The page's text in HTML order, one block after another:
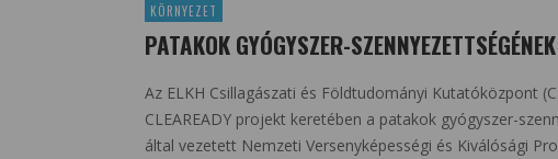
KÖRNYEZET
PATAKOK GYÓGYSZER-
Az ELKH Csillagászati és Földtudományi Kutatóközpont
CLEAREADY projekt keretében a patakok gyógyszer-
által vezetett Nemzeti Versenyképességi és Kiválósági